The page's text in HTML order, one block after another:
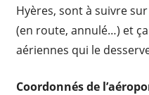
Hyères, sont à suivre
(en route, annulé…) et
aériennes qui le
Coordonnés de